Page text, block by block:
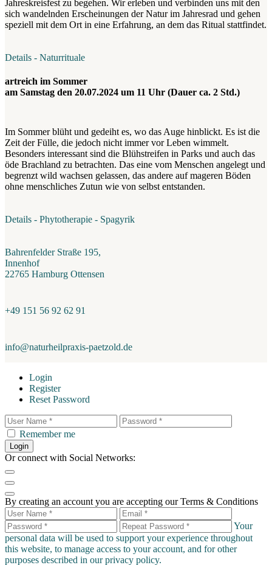
Jahreskreisfest zu begehen. Wir erleben und verbinden uns mit den
sich wandelnden Erscheinungen der Natur im Jahresrad und gehen
speziell mit dem Ort in eine Erfahrung, an dem das Ritual stattfindet.
Details - Naturrituale
artreich im Sommer
am Samstag den 20.07.2024 um 11 Uhr (Dauer ca. 2 Std.)
Im Sommer blüht und gedeiht es, wo das Auge hinblickt. Es ist die
Zeit der Fülle, die jedoch nicht immer vor Leben wimmelt.
Besonders interessant sind die Blühstreifen in Parks und auch das
öde Brachland zu betrachten. Das eine vom Menschen angelegt und
begrenzt wild wachsen gelassen, das andere auf mageren Böden
ohne menschliches Zutun wie von selbst entstanden.
Details - Phytotherapie - Spagyrik
Bahrenfelder Straße 195,
Innenhof
22765 Hamburg Ottensen
+49 151 56 92 62 91
info@naturheilpraxis-paetzold.de
Login
Register
Reset Password
Remember me
Login
Or connect with Social Networks:
By creating an account you are accepting our Terms & Conditions
Your
personal data will be used to support your experience throughout
this website, to manage access to your account, and for other
purposes described in ourprivacy policy.